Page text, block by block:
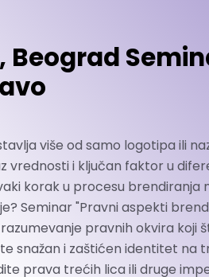
Beograd
više od samo logotipa ili
vrednosti i ključan faktor u
korak u procesu brendiranja
Seminar "Pravni aspekti
pravnih okvira koji
snažan i zaštićen identitet na
prava trećih lica ili druge